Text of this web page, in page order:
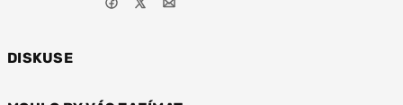
DISKUSE